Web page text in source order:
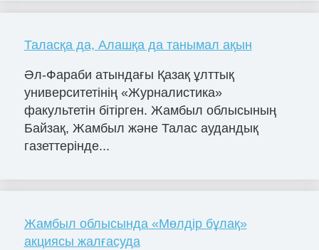
Таласқа да, Алашқа да танымал ақын
Әл-Фараби атындағы Қазақ ұлттық
университетінің «Журналистика»
факультетін бітірген. Жамбыл облысының
Байзақ, Жамбыл және Талас аудандық
газеттерінде...
Жамбыл облысында «Мөлдір бұлақ»
акциясы жалғасуда